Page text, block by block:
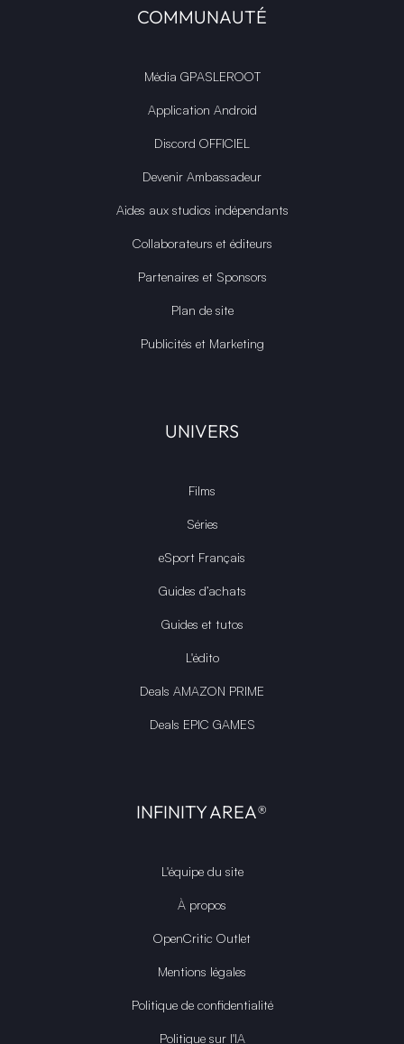
COMMUNAUTÉ
Média GPASLEROOT
Application Android
Discord OFFICIEL
Devenir Ambassadeur
Aides aux studios indépendants
Collaborateurs et éditeurs
Partenaires et Sponsors
Plan de site
Publicités et Marketing
UNIVERS
Films
Séries
eSport Français
Guides d’achats
Guides et tutos
L'édito
Deals AMAZON PRIME
Deals EPIC GAMES
INFINITY AREA®
L'équipe du site
À propos
OpenCritic Outlet
Mentions légales
Politique de confidentialité
Politique sur l'IA